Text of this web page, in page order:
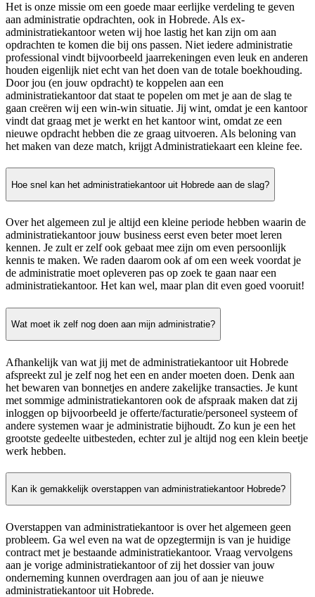
Het is onze missie om een goede maar eerlijke verdeling te geven
aan administratie opdrachten, ook in Hobrede. Als ex-
administratiekantoor weten wij hoe lastig het kan zijn om aan
opdrachten te komen die bij ons passen. Niet iedere administratie
professional vindt bijvoorbeeld jaarrekeningen even leuk en anderen
houden eigenlijk niet echt van het doen van de totale boekhouding.
Door jou (en jouw opdracht) te koppelen aan een
administratiekantoor dat staat te popelen om met je aan de slag te
gaan creëren wij een win-win situatie. Jij wint, omdat je een kantoor
vindt dat graag met je werkt en het kantoor wint, omdat ze een
nieuwe opdracht hebben die ze graag uitvoeren. Als beloning van
het maken van deze match, krijgt Administratiekaart een kleine fee.
Hoe snel kan het administratiekantoor uit Hobrede aan de slag?
Over het algemeen zul je altijd een kleine periode hebben waarin de
administratiekantoor jouw business eerst even beter moet leren
kennen. Je zult er zelf ook gebaat mee zijn om even persoonlijk
kennis te maken. We raden daarom ook af om een week voordat je
de administratie moet opleveren pas op zoek te gaan naar een
administratiekantoor. Het kan wel, maar plan dit even goed vooruit!
Wat moet ik zelf nog doen aan mijn administratie?
Afhankelijk van wat jij met de administratiekantoor uit Hobrede
afspreekt zul je zelf nog het een en ander moeten doen. Denk aan
het bewaren van bonnetjes en andere zakelijke transacties. Je kunt
met sommige administratiekantoren ook de afspraak maken dat zij
inloggen op bijvoorbeeld je offerte/facturatie/personeel systeem of
andere systemen waar je administratie bijhoudt. Zo kun je een het
grootste gedeelte uitbesteden, echter zul je altijd nog een klein beetje
werk hebben.
Kan ik gemakkelijk overstappen van administratiekantoor Hobrede?
Overstappen van administratiekantoor is over het algemeen geen
probleem. Ga wel even na wat de opzegtermijn is van je huidige
contract met je bestaande administratiekantoor. Vraag vervolgens
aan je vorige administratiekantoor of zij het dossier van jouw
onderneming kunnen overdragen aan jou of aan je nieuwe
administratiekantoor uit Hobrede.